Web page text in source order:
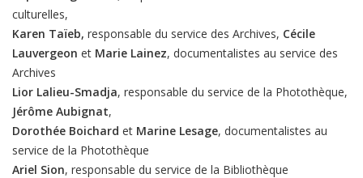
culturelles,
Karen Taïeb, responsable du service des Archives, Cécile
Lauvergeon et Marie Lainez, documentalistes au service des
Archives
Lior Lalieu-Smadja, responsable du service de la Photothèque,
Jérôme Aubignat,
Dorothée Boichard et Marine Lesage, documentalistes au
service de la Photothèque
Ariel Sion, responsable du service de la Bibliothèque